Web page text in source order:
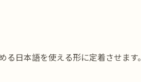
日本語を使える形に定着させます。